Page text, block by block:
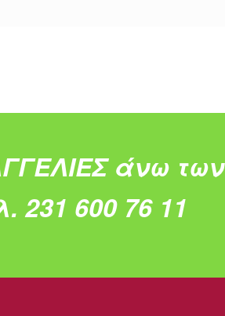
άνω των
231 600 76 11